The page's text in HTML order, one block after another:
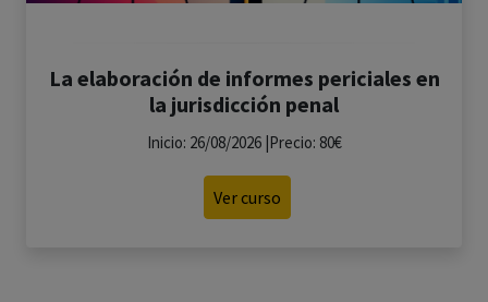
La elaboración de informes periciales en
la jurisdicción penal
Inicio: 26/08/2026 |Precio: 80€
Ver curso